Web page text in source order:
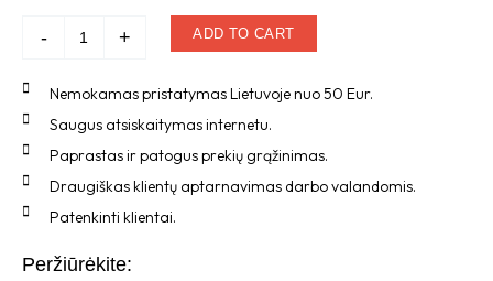
- + ADD TO CART
Nemokamas pristatymas Lietuvoje nuo 50 Eur.
Saugus atsiskaitymas internetu.
Paprastas ir patogus prekių grąžinimas.
Draugiškas klientų aptarnavimas darbo valandomis.
Patenkinti klientai.
Peržiūrėkite: